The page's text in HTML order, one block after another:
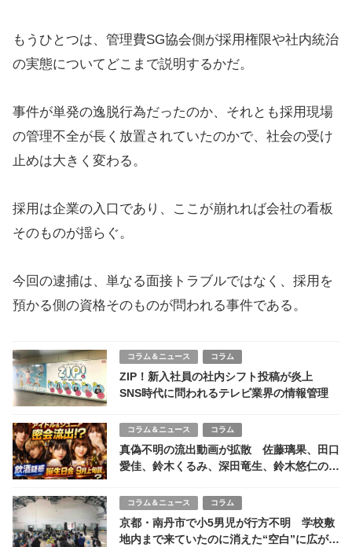
もうひとつは、管理費SG協会側が採用権限や社内統治
の実態についてどこまで説明するかだ。
事件が単発の逸脱行為だったのか、それとも採用現場
の管理不全が長く放置されていたのかで、社会の受け
止めは大きく変わる。
採用は企業の入口であり、ここが崩れれば会社の看板
そのものが揺らぐ。
今回の逮捕は、単なる面接トラブルではなく、採用を
預かる側の資格そのものが問われる事件である。
コラム＆ニュース コラム
ZIP！新入社員の社内シフト投稿が炎上
SNS時代に問われるテレビ業界の情報管理
コラム＆ニュース コラム
真偽不明の流出動画が拡散 佐藤璃果、田口
愛佳、鈴木くるみ、深田竜生、鈴木悠仁の名
コラム＆ニュース コラム
京都・南丹市で小5男児が行方不明 学校敷
地内まで来ていたのに消えた“空白”に広がる